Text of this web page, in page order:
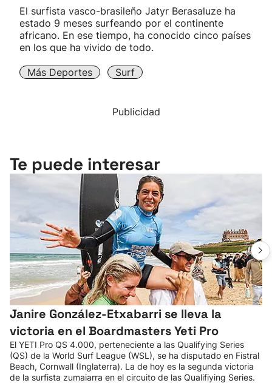
Más deportes
"Helmuga"
El surfista vasco-brasileño Jatyr Berasaluze ha
estado 9 meses surfeando por el continente
africano. En ese tiempo, ha conocido cinco países
en los que ha vivido de todo.
Más Deportes Surf
Publicidad
Te puede interesar
Janire González-Etxabarri se lleva la
victoria en el Boardmasters Yeti Pro
El YETI Pro QS 4.000, perteneciente a las Qualifying Series
(QS) de la World Surf League (WSL), se ha disputado en Fistral
Beach, Cornwall (Inglaterra). La de hoy es la segunda victoria
de la surfista zumaiarra en el circuito de las Qualifiying Series.